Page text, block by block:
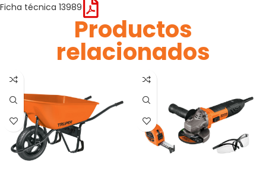
Ficha técnica 13989
Productos
relacionados